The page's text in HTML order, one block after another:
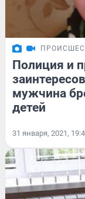
Полиция и
мужчина
детей
31 января, 2021,